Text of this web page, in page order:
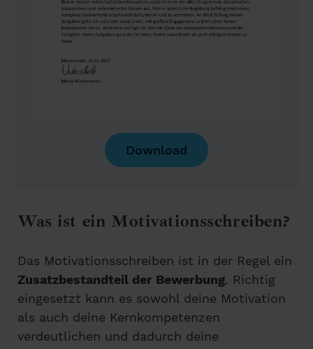
Download
Was ist ein Motivationsschreiben?
Das Motivationsschreiben ist in der Regel ein
Zusatzbestandteil der Bewerbung. Richtig
eingesetzt kann es sowohl deine Motivation
als auch deine Kernkompetenzen
verdeutlichen und dadurch deine